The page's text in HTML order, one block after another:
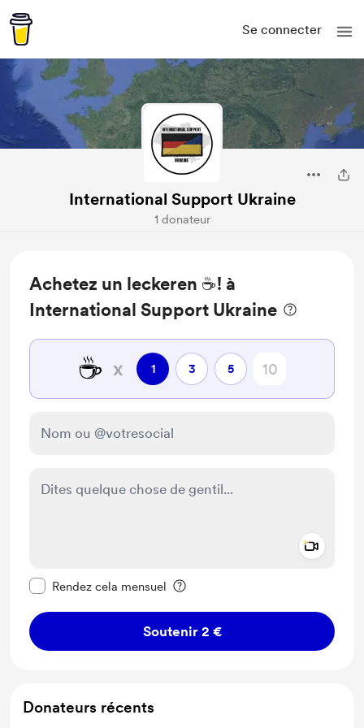
Se connecter
International Support Ukraine
1 donateur
Achetez un leckeren ☕! à
International Support Ukraine
☕ x 1 3 5
Rendez cela mensuel
Soutenir 2 €
Donateurs récents